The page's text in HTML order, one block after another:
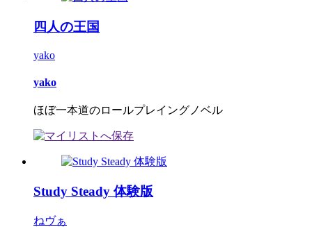
四人の王国
yako
yako
ほぼ一本道のロールプレイングノベル
Study Steady 体験版
ねヴぁ